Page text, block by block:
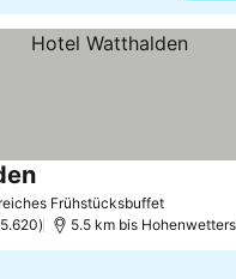
FrühstücksbuffetPreise
Preise sehen
5.620 5.5 km bis